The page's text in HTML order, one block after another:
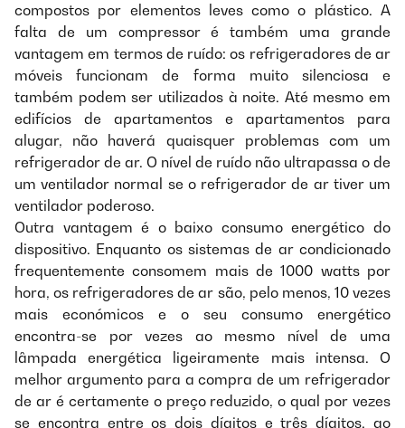
compostos por elementos leves como o plástico. A
falta de um compressor é também uma grande
vantagem em termos de ruído: os refrigeradores de ar
móveis funcionam de forma muito silenciosa e
também podem ser utilizados à noite. Até mesmo em
edifícios de apartamentos e apartamentos para
alugar, não haverá quaisquer problemas com um
refrigerador de ar. O nível de ruído não ultrapassa o de
um ventilador normal se o refrigerador de ar tiver um
ventilador poderoso.
Outra vantagem é o baixo consumo energético do
dispositivo. Enquanto os sistemas de ar condicionado
frequentemente consomem mais de 1000 watts por
hora, os refrigeradores de ar são, pelo menos, 10 vezes
mais económicos e o seu consumo energético
encontra-se por vezes ao mesmo nível de uma
lâmpada energética ligeiramente mais intensa. O
melhor argumento para a compra de um refrigerador
de ar é certamente o preço reduzido, o qual por vezes
se encontra entre os dois dígitos e três dígitos, ao